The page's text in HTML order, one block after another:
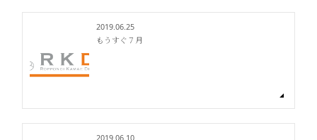
2019.06.25
もうすぐ７月
2019.06.10